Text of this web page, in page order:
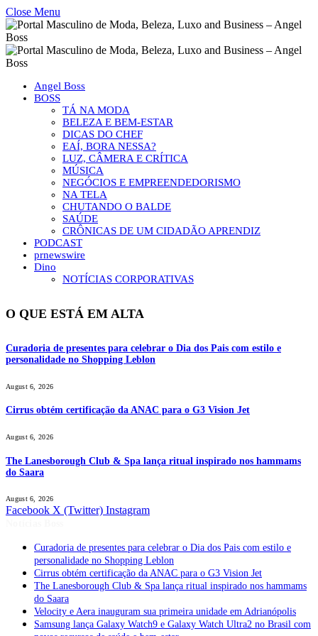
Close Menu
Angel Boss
BOSS
TÁ NA MODA
BELEZA E BEM-ESTAR
DICAS DO CHEF
EAÍ, BORA NESSA?
LUZ, CÂMERA E CRÍTICA
MÚSICA
NEGÓCIOS E EMPREENDEDORISMO
NA TELA
CHUTANDO O BALDE
SAÚDE
CRÔNICAS DE UM CIDADÃO APRENDIZ
PODCAST
prnewswire
Dino
NOTÍCIAS CORPORATIVAS
O QUE ESTÁ EM ALTA
Curadoria de presentes para celebrar o Dia dos Pais com estilo e
personalidade no Shopping Leblon
August 6, 2026
Cirrus obtém certificação da ANAC para o G3 Vision Jet
August 6, 2026
The Lanesborough Club & Spa lança ritual inspirado nos hammams
do Saara
August 6, 2026
Facebook X (Twitter) Instagram
Curadoria de presentes para celebrar o Dia dos Pais com estilo e
personalidade no Shopping Leblon
Cirrus obtém certificação da ANAC para o G3 Vision Jet
The Lanesborough Club & Spa lança ritual inspirado nos hammams
do Saara
Velocity e Aera inauguram sua primeira unidade em Adrianópolis
Samsung lança Galaxy Watch9 e Galaxy Watch Ultra2 no Brasil com